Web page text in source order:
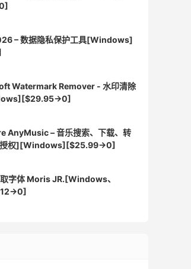
– 数据隐私保护工具[Windows]
Watermark Remover - 水印清除
AnyMusic – 音乐搜索、下载、转
授权][Windows][$25.99→0]
字体 Moris JR.[Windows、